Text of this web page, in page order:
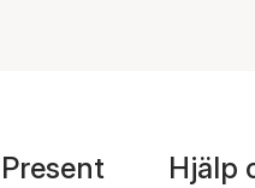
Present
Hjälp